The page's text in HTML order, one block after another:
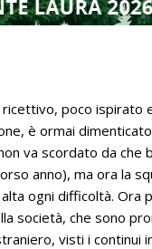
poco ispirato
è ormai
va scordato da
anno), ma ora la
ogni difficoltà. Ora
società, che sono
visti i